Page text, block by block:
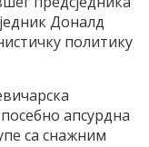
Доналд
политику
апсурдна
са снажним